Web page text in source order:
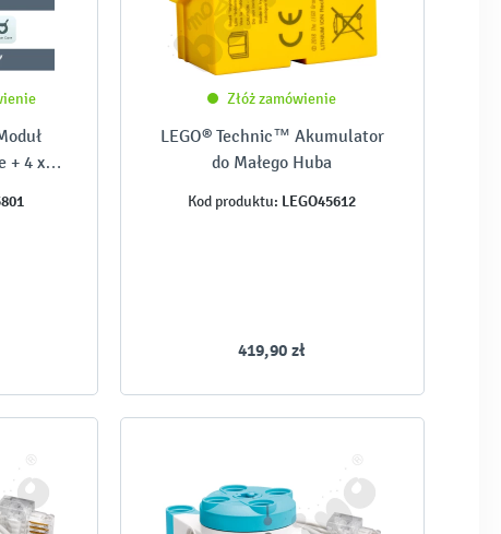
+ 4 x
Złóż zamówienie
LEGO® Technic™ Akumulator
do Małego Huba
Kod produktu: LEGO45612
419,90 zł